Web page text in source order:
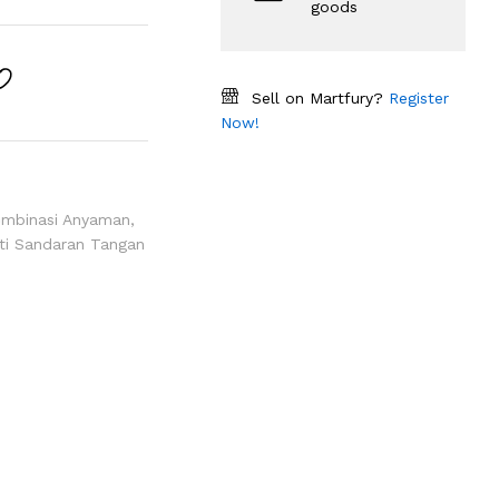
Anyaman,
Sandaran Tangan
goods
Sell on Martfury? Register
Now!